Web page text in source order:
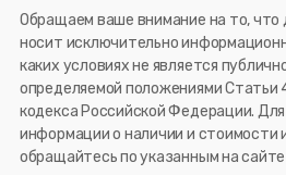
Обращаем ваше внимание на то,
носит исключительно
каких условиях не является
определяемой положениями Статьи
кодекса Российской Федерации.
информации о наличии и стоимости
обращайтесь по указанным на